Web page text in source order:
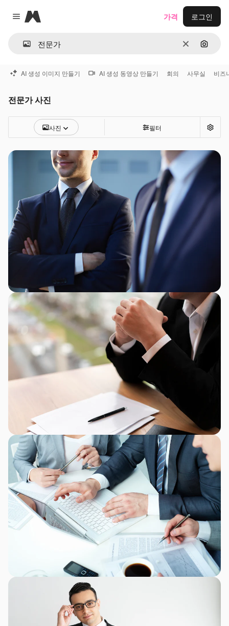
Close menu
Magnific
지우기이미지
가격 로그인
AI 생성 이미지 만들기 AI 생성 동영상 만들기 회의 사무실 비즈
전문가 사진
사진 필터